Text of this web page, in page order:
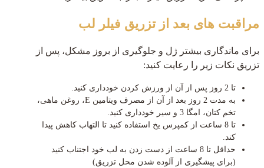
مراقبت های بعد از تزریق فیلر لب
برای ماندگاری بیشتر ژل و جلوگیری از بروز مشکل، پس از
تزریق نکات زیر را رعایت کنید:
تا 2 روز پس از آن از ورزش کردن خودداری کنید.
به مدت 2 روز بعد از آن از مصرف ویتامین E، روغن ماهی،
تخم کتان، امگا 3 و سیر خودداری کنید.
تا 8 ساعت از کمپرس یخ استفاده کنید تا التهاب کاهش پیدا
کند.
حداقل تا 8 ساعت از دست زدن به لب خود اجتناب کنید
(برای پیشگیری از آلوده شدن محل تزریق)